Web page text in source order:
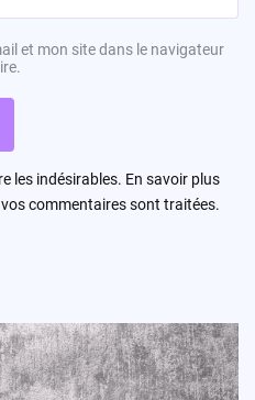
et mon site dans le navigateur
les indésirables. En savoir plus
commentaires sont traitées.